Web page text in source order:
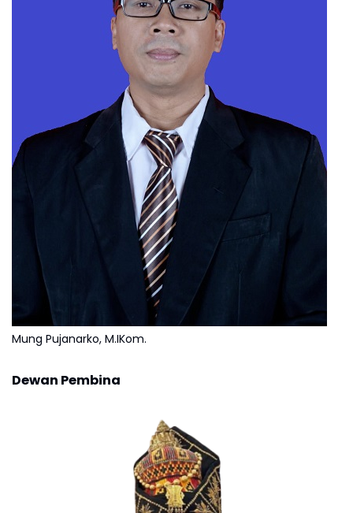
Mung Pujanarko, M.IKom.
Dewan Pembina